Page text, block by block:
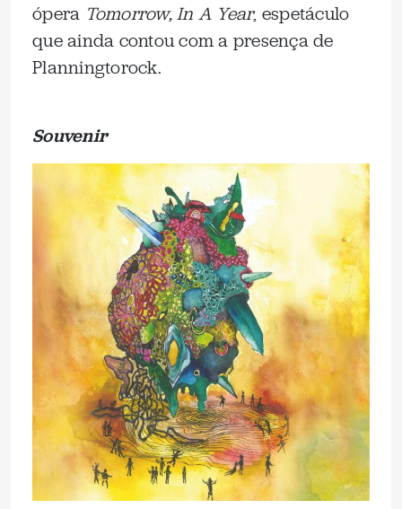
ópera Tomorrow, In A Year, espetáculo
que ainda contou com a presença de
Planningtorock.
Souvenir